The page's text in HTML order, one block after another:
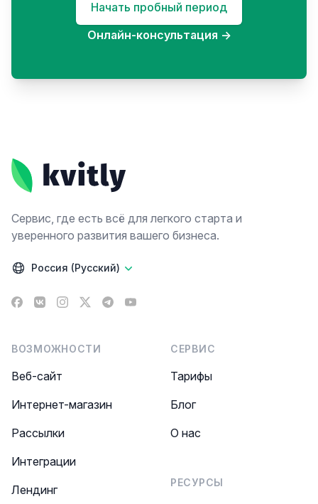
Начать пробный период
Онлайн-консультация →
Сервис, где есть всё для легкого старта и
уверенного развития вашего бизнеса.
Россия (Русский)
Facebook
VK Instagram
X TelegramYouTube
ВОЗМОЖНОСТИ
Веб-сайт
Интернет-магазин
Рассылки
Интеграции
Лендинг
СЕРВИС
Тарифы
Блог
О нас
РЕСУРСЫ